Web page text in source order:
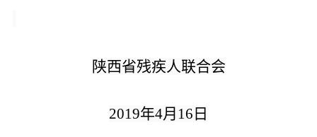
陕西省残疾人联合会
2019年4月 16 日